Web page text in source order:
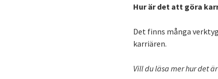
Hur är det att göra
Det finns många
karriären.
Vill du läsa mer hur det